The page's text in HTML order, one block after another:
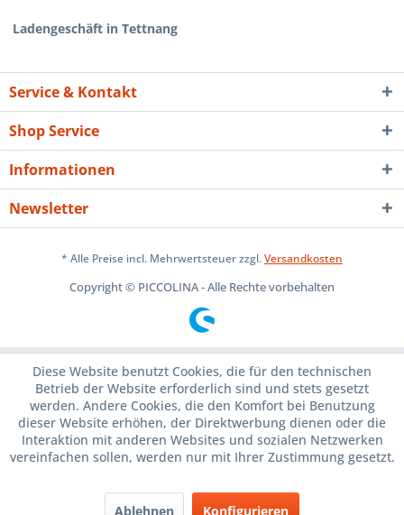
Ladengeschäft in Tettnang
Service & Kontakt
Shop Service
Informationen
Newsletter
* Alle Preise incl. Mehrwertsteuer zzgl.Versandkosten
Copyright © PICCOLINA - Alle Rechte vorbehalten
Diese Website benutzt Cookies, die für den technischen
Betrieb der Website erforderlich sind und stets gesetzt
werden. Andere Cookies, die den Komfort bei Benutzung
dieser Website erhöhen, der Direktwerbung dienen oder die
Interaktion mit anderen Websites und sozialen Netzwerken
vereinfachen sollen, werden nur mit Ihrer Zustimmung gesetzt.
Ablehnen Konfigurieren